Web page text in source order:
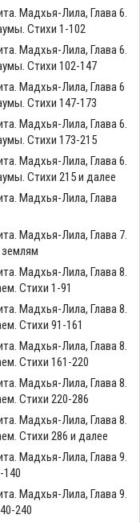
Мадхья-Лила, Глава 6.
Стихи 1-102
Мадхья-Лила, Глава 6.
Стихи 102-147
Мадхья-Лила, Глава 6
Стихи 147-173
Мадхья-Лила, Глава 6.
Стихи 173-215
Мадхья-Лила, Глава 6.
Стихи 215 и далее
Мадхья-Лила, Глава
Мадхья-Лила, Глава 7.
Мадхья-Лила, Глава 8.
Стихи 1-91
Мадхья-Лила, Глава 8.
Стихи 91-161
Мадхья-Лила, Глава 8.
Стихи 161-220
Мадхья-Лила, Глава 8.
Стихи 220-286
Мадхья-Лила, Глава 8.
Стихи 286 и далее
Мадхья-Лила, Глава 9.
140
Мадхья-Лила, Глава 9.
240